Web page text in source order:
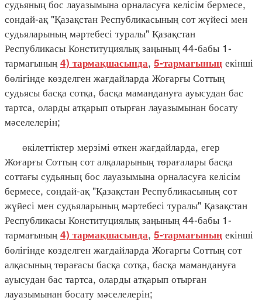
судьяның бос лауазымына орналасуға келісім бермесе,
сондай-ақ "Қазақстан Республикасының сот жүйесі мен
судьяларының мәртебесі туралы" Қазақстан
Республикасы Конституциялық заңының 44-бабы 1-
тармағының 4) тармақшасында, 5-тармағының екінші
бөлігінде көзделген жағдайларда Жоғарғы Соттың
судьясы басқа сотқа, басқа мамандануға ауысудан бас
тартса, оларды атқарып отырған лауазымынан босату
мәселелерін;
өкілеттіктер мерзімі өткен жағдайларда, егер
Жоғарғы Соттың сот алқаларының төрағалары басқа
соттағы судьяның бос лауазымына орналасуға келісім
бермесе, сондай-ақ "Қазақстан Республикасының сот
жүйесі мен судьяларының мәртебесі туралы" Қазақстан
Республикасы Конституциялық заңының 44-бабы 1-
тармағының 4) тармақшасында, 5-тармағының екінші
бөлігінде көзделген жағдайларда Жоғарғы Соттың сот
алқасының төрағасы басқа сотқа, басқа мамандануға
ауысудан бас тартса, оларды атқарып отырған
лауазымынан босату мәселелерін;